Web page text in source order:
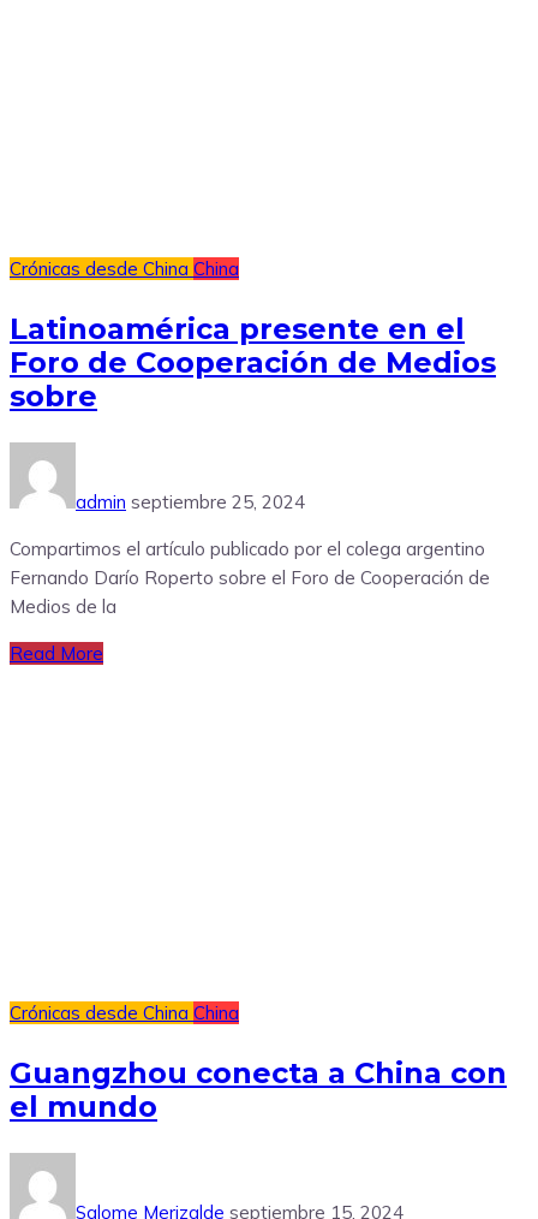
Crónicas desde China China
Latinoamérica presente en el
Foro de Cooperación de Medios
sobre
admin septiembre 25, 2024
Compartimos el artículo publicado por el colega argentino
Fernando Darío Roperto sobre el Foro de Cooperación de
Medios de la
Read More
Crónicas desde China China
Guangzhou conecta a China con
el mundo
Salome Merizalde septiembre 15, 2024